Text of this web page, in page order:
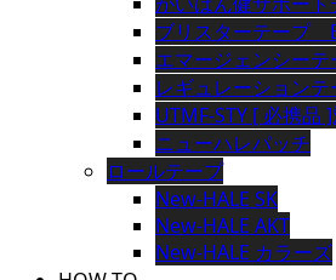
ブリスターテープ
エマージェンシーテ
レギュレーションテ
UTMF-STY [ 必携品
ニューハレパッチ
ロールテープ
New-HALE SK
New-HALE AKT
New-HALE カラーズ